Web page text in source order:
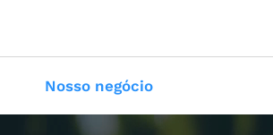
Nosso negócio